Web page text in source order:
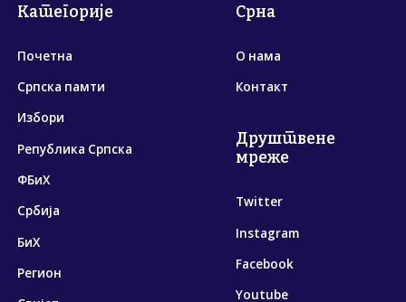
Категорије
Почетна
Српска памти
Избори
Република Српска
ФБиХ
Србија
БиХ
Регион
Срна
О нама
Контакт
Друштвене
мреже
Twitter
Instagram
Facebook
Youtube